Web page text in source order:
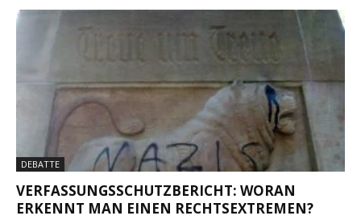
DEBATTE
VERFASSUNGSSCHUTZBERICHT: WORAN
ERKENNT MAN EINEN RECHTSEXTREMEN?